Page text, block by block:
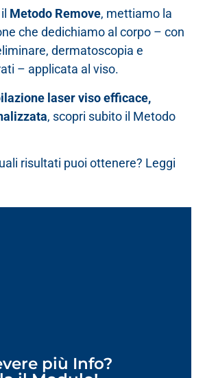
Metodo Remove, mettiamo la
che dedichiamo al corpo – con
dermatoscopia e
– applicata al viso.
laser viso efficace,
, scopri subito il Metodo
risultati puoi ottenere? Leggi
più Info?